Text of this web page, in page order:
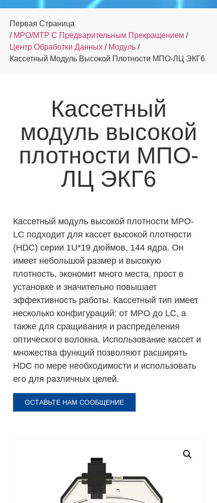
Первая Страница
/ MPO/MTP С Предварительным Прекращением /
Центр Обработки Данных / Модуль /
Кассетный Модуль Высокой Плотности МПО-ЛЦ ЭКГ6
Кассетный
модуль высокой
плотности МПО-
ЛЦ ЭКГ6
Кассетный модуль высокой плотности MPO-
LC подходит для кассет высокой плотности
(HDC) серии 1U*19 дюймов, 144 ядра. Он
имеет небольшой размер и высокую
плотность, экономит много места, прост в
установке и значительно повышает
эффективность работы. Кассетный тип имеет
несколько конфигураций: от MPO до LC, а
также для сращивания и распределения
оптического волокна. Использование кассет и
множества функций позволяют расширять
HDC по мере необходимости и использовать
его для различных целей.
ОСТАВЬТЕ НАМ СООБЩЕНИЕ